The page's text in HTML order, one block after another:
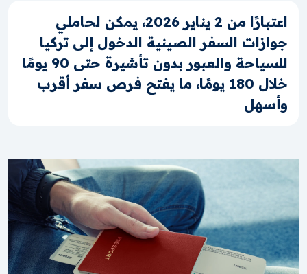
اعتبارًا من 2 يناير 2026، يمكن لحاملي
جوازات السفر الصينية الدخول إلى تركيا
للسياحة والعبور بدون تأشيرة حتى 90 يومًا
خلال 180 يومًا، ما يفتح فرص سفر أقرب
وأسهل